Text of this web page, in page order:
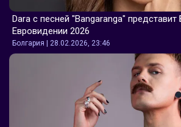
Dara с песней "Bangaranga"
Евровидении 2026
Болгария | 28.02.2026, 23:46